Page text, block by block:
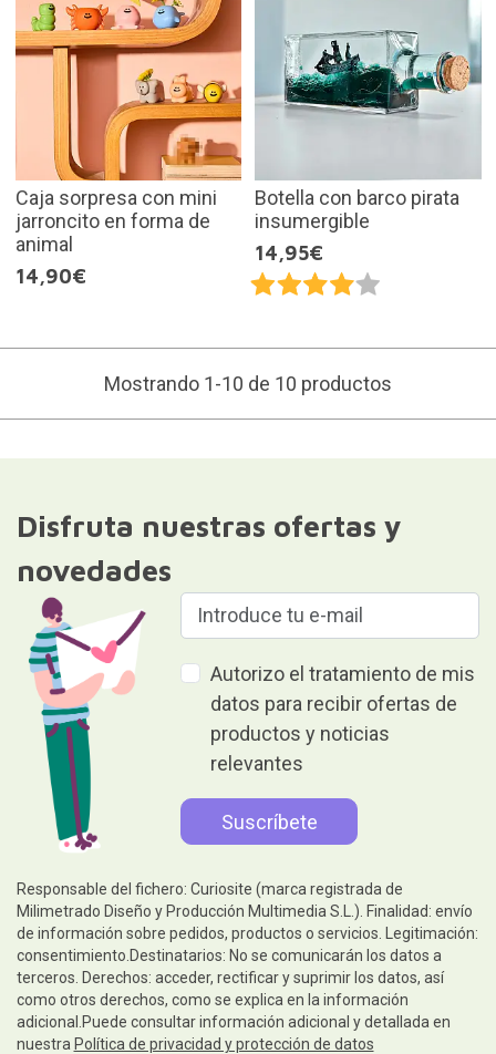
Caja sorpresa con mini
jarroncito en forma de
animal
14,90€
Botella con barco pirata
insumergible
14,95€
Mostrando 1-10 de 10 productos
Disfruta nuestras ofertas y
novedades
Autorizo el tratamiento de mis
datos para recibir ofertas de
productos y noticias
relevantes
Responsable del fichero: Curiosite (marca registrada de
Milimetrado Diseño y Producción Multimedia S.L.). Finalidad: envío
de información sobre pedidos, productos o servicios. Legitimación:
consentimiento.Destinatarios: No se comunicarán los datos a
terceros. Derechos: acceder, rectificar y suprimir los datos, así
como otros derechos, como se explica en la información
adicional.Puede consultar información adicional y detallada en
nuestra Política de privacidad y protección de datos